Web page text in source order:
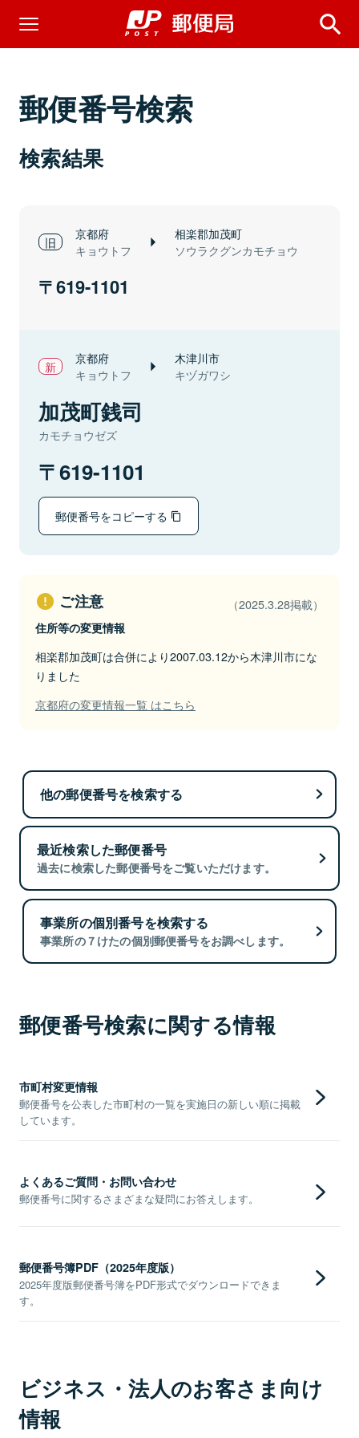
郵便番号検索
検索結果
京都府
キョウトフ
相楽郡加茂町
ソウラクグンカモチョウ
619-1101
京都府
キョウトフ
木津川市
キヅガワシ
加茂町銭司
カモチョウゼズ
619-1101
郵便番号をコピーする
ご注意 （2025.3.28掲載）
住所等の変更情報
相楽郡加茂町は合併により2007.03.12から木津川市にな
りました
京都府の変更情報一覧 はこちら
他の郵便番号を検索する
最近検索した郵便番号
過去に検索した郵便番号をご覧いただけます。
事業所の個別番号を検索する
事業所の７けたの個別郵便番号をお調べします。
郵便番号検索に関する情報
市町村変更情報
郵便番号を公表した市町村の一覧を実施日の新しい順に掲載
しています。
よくあるご質問・お問い合わせ
郵便番号に関するさまざまな疑問にお答えします。
郵便番号簿PDF（2025年度版）
2025年度版郵便番号簿をPDF形式でダウンロードできま
す。
ビジネス・法人のお客さま向け
情報